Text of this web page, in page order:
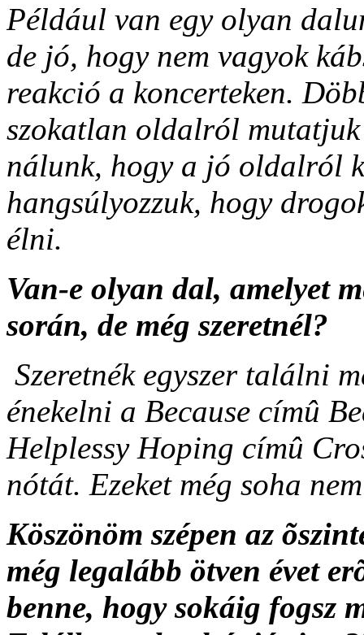
Például van egy olyan
de jó, hogy nem vagyok
reakció a koncerteken.
szokatlan oldalról mutatjuk
nálunk, hogy a jó oldalról
hangsúlyozzuk, hogy
élni.
Van-e olyan dal, amelyet
során, de még szeretnél?
Szeretnék egyszer találni
énekelni a Because címû
Helplessy Hoping címû
nótát. Ezeket még soha
Köszönöm szépen az
még legalább ötven évet
benne, hogy sokáig fogsz